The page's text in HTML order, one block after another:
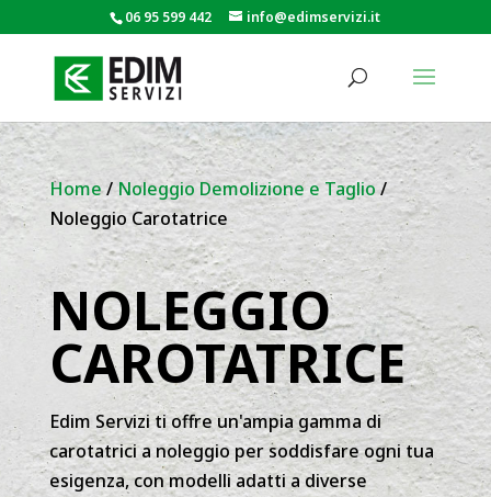
06 95 599 442 info@edimservizi.it
Home/Noleggio Demolizione e Taglio/
Noleggio Carotatrice
NOLEGGIO
CAROTATRICE
Edim Servizi ti offre un'ampia gamma di
carotatrici a noleggio per soddisfare ogni tua
esigenza, con modelli adatti a diverse